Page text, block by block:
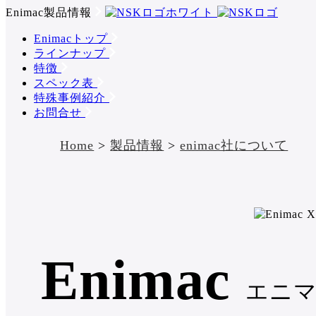
Enimac製品情報
Enimacトップ
ラインナップ
特徴
スペック表
特殊事例紹介
お問合せ
Home > 製品情報 >enimac社について
Enimac エニ